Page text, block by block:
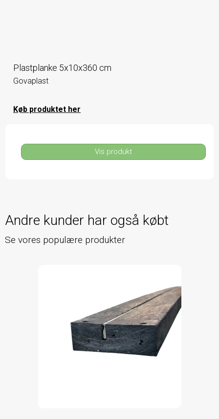
Plastplanke 5x10x360 cm
Govaplast
Køb produktet her
Vis produkt
Andre kunder har også købt
Se vores populære produkter